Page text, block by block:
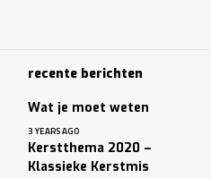
recente berichten
Wat je moet weten
3 YEARS AGO
Kerstthema 2020 –
Klassieke Kerstmis